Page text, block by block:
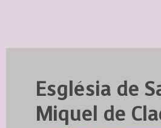
Església de
Miquel de